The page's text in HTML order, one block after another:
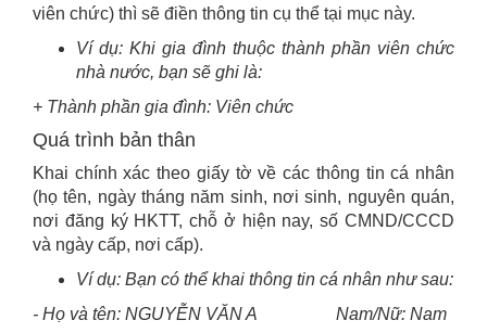
viên chức) thì sẽ điền thông tin cụ thể tại mục này.
Ví dụ: Khi gia đình thuộc thành phần viên chức
nhà nước, bạn sẽ ghi là:
+ Thành phần gia đình: Viên chức
Quá trình bản thân
Khai chính xác theo giấy tờ về các thông tin cá nhân
(họ tên, ngày tháng năm sinh, nơi sinh, nguyên quán,
nơi đăng ký HKTT, chỗ ở hiện nay, số CMND/CCCD
và ngày cấp, nơi cấp).
Ví dụ: Bạn có thể khai thông tin cá nhân như sau:
- Họ và tên: NGUYỄN VĂN A Nam/Nữ: Nam